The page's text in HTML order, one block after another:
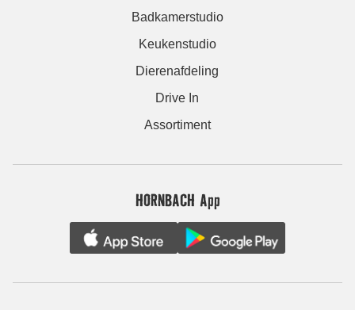
Badkamerstudio
Keukenstudio
Dierenafdeling
Drive In
Assortiment
HORNBACH App